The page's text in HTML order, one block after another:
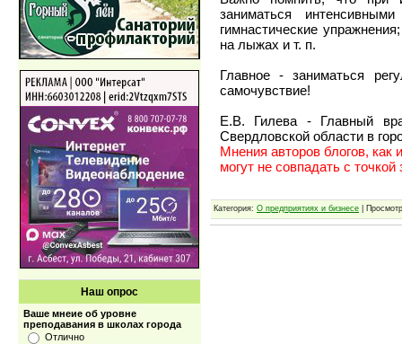
Наш опрос
Ваше мнеие об уровне
преподавания в школах города
Отлично
заниматься
гимнастические
на лыжах и т. п.
Главное - заниматься
самочувствие!
Е.В. Гилева - Главный
Свердловской области в
Мнения авторов блогов, как
могут не совпадать с
Категория: О предприятиях и бизнесе |